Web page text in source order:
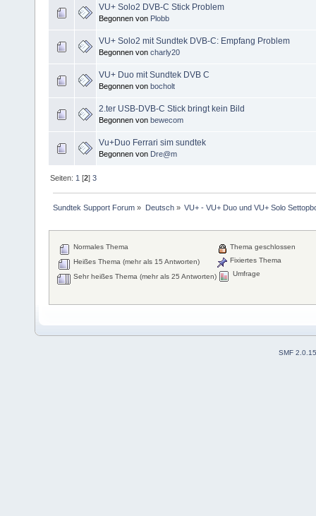
VU+ Solo2 DVB-C Stick Problem
Begonnen von Plobb
VU+ Solo2 mit Sundtek DVB-C: Empfang Problem
Begonnen von charly20
VU+ Duo mit Sundtek DVB C
Begonnen von bocholt
2.ter USB-DVB-C Stick bringt kein Bild
Begonnen von bewecom
Vu+Duo Ferrari sim sundtek
Begonnen von Dre@m
Seiten: 1 [2]3
Sundtek Support Forum » Deutsch» VU+ - VU+ Duo und VU+ Solo
Normales Thema
Heißes Thema (mehr als 15 Antworten)
Sehr heißes Thema (mehr als 25 Antworten)
Thema geschlossen
Fixiertes Thema
Umfrage
SMF 2.0.15